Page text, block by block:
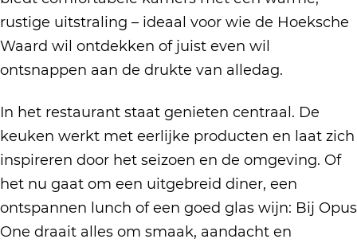
u
r
a
n
t
p
t
a
u
r
n
p
u
s
r
a
n
t
O
p
u
a
t
O
p
u
s
O
e
s
t
u
r
a
n
t
O
rustige uitstraling – ideaal voor wie de Hoeksche
Waard wil ontdekken of juist even wil
ontsnappen aan de drukte van alledag.
In het restaurant staat genieten centraal. De
keuken werkt met eerlijke producten en laat zich
inspireren door het seizoen en de omgeving. Of
het nu gaat om een uitgebreid diner, een
ontspannen lunch of een goed glas wijn: Bij Opus
One draait alles om smaak, aandacht en